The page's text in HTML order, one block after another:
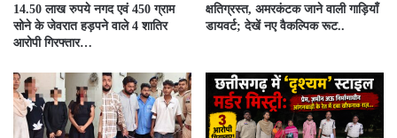
14.50 लाख रुपये नगद एवं 450 ग्राम
सोने के जेवरात हड़पने वाले 4 शातिर
आरोपी गिरफ्तार…
क्षतिग्रस्त, अमरकंटक जाने वाली गाड़ियाँ
डायवर्ट; देखें नए वैकल्पिक रूट..